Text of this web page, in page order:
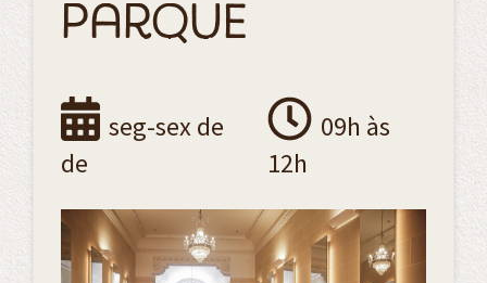
Parque
seg-sex de
de
09h às
12h